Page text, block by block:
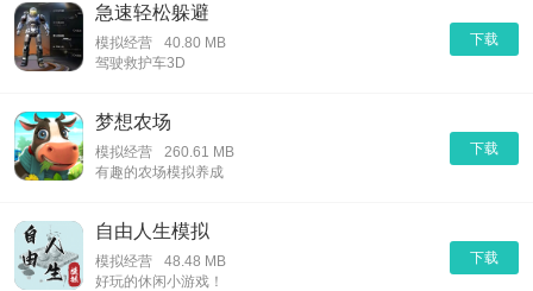
下载
急速轻松躲避
模拟经营
40.80 MB
驾驶救护车3D
下载
梦想农场
模拟经营
260.61 MB
有趣的农场模拟养成
下载
自由人生模拟
模拟经营
48.48 MB
好玩的休闲小游戏！